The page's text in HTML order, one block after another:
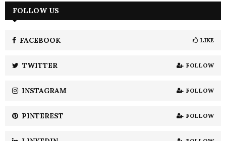
h
H
FOLLOW US
FACEBOOK LIKE
TWITTER FOLLOW
INSTAGRAM FOLLOW
PINTEREST FOLLOW